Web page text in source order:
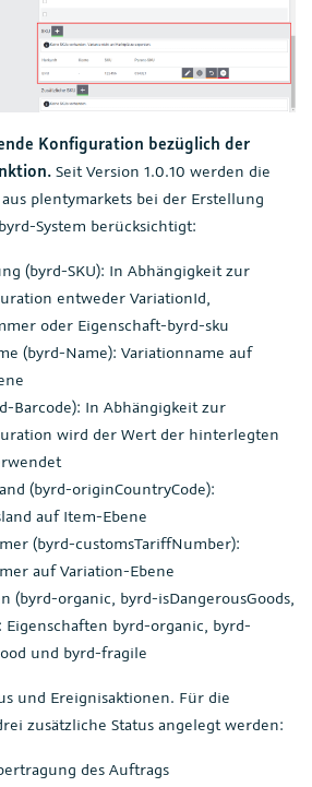
Konfiguration bezüglich der
Seit Version 1.0.10 werden die
plentymarkets bei der Erstellung
System berücksichtigt:
(byrd-SKU): In Abhängigkeit zur
entweder VariationId,
oder Eigenschaft-byrd-sku
(byrd-Name): Variationname auf
Barcode): In Abhängigkeit zur
wird der Wert der hinterlegten
(byrd-originCountryCode):
auf Item-Ebene
(byrd-customsTariffNumber):
auf Variation-Ebene
(byrd-organic, byrd-isDangerousGoods,
Eigenschaften byrd-organic, byrd-
und byrd-fragile
und Ereignisaktionen. Für die
zusätzliche Status angelegt werden:
des Auftrags